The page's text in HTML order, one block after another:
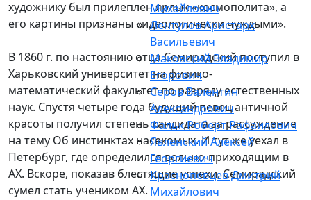
Михайлович
Лентулов Аристарх
Васильевич
Маковский Владимир
Егорович
Серов Валентин
Александрович
Фальк Роберт Рафаилович
Явленский Алексей
Георгиевич
Краснопевцев Дмитрий
Михайлович
художнику был прилеплен ярлык «космополита», а
его картины признаны «идеологически чуждыми».
В 1860 г. по настоянию отца Семирадский поступил в
Харьковский университет на физико-
математический факультет по разряду естественных
наук. Спустя четыре года будущий певец античной
красоты получил степень кандидата за рассуждение
на тему Об инстинктах насекомых. И тут же уехал в
Петербург, где определился вольно-приходящим в
АХ. Вскоре, показав блестящие успехи, Семирадский
сумел стать учеником АХ.